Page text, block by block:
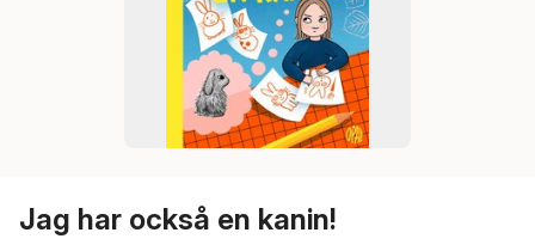
Jag har också en kanin!